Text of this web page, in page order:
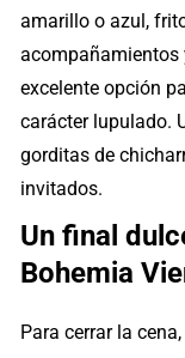
amarillo o azul,
acompañamientos
excelente opción
carácter lupulado.
gorditas de
invitados.
Un final
Bohemia
Para cerrar la